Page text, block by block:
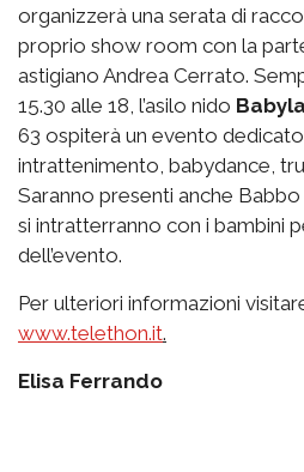
organizzerà una serata di
proprio show room con la
astigiano Andrea Cerrato.
15.30 alle 18, l’asilo nido
63 ospiterà un evento
intrattenimento, babydance,
Saranno presenti anche
si intratterranno con i bambini
dell’evento.
Per ulteriori informazioni
www.telethon.it.
Elisa Ferrando